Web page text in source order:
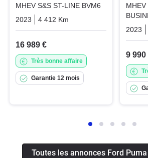
MHEV S&S ST-LINE BVM6
2023
4 412 Km Essence
16 989 €
Très bonne affaire
Garantie 12 mois
MHEV
2023
9 990
Toutes les annonces Ford